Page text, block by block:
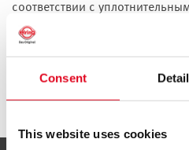
Consent
This website uses cookies
соответствии с
достоинства этой
системы заключаются в
герметизации.